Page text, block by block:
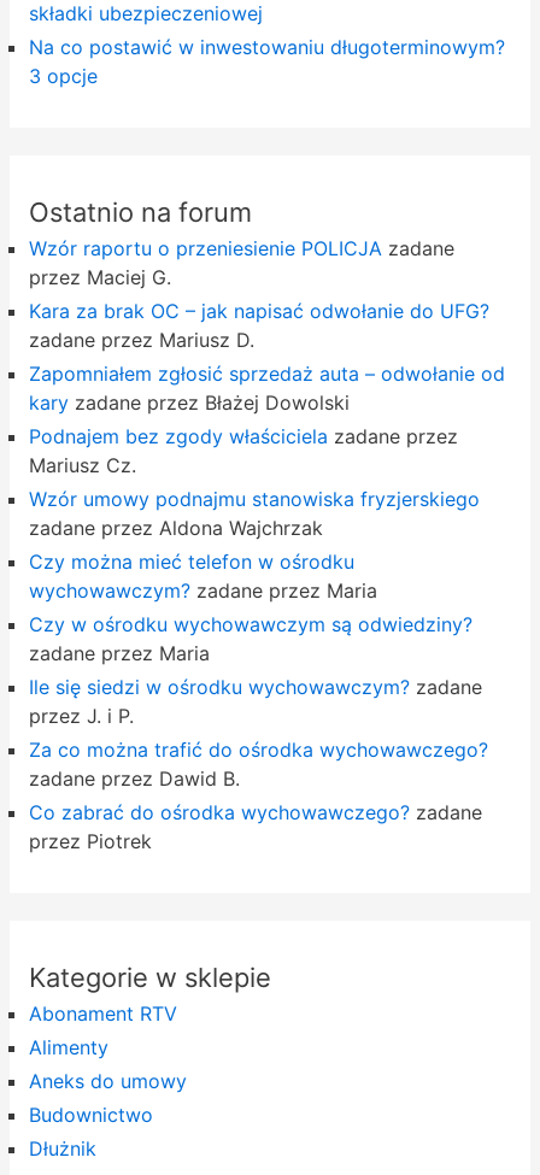
składki ubezpieczeniowej
Na co postawić w inwestowaniu długoterminowym?
3 opcje
Ostatnio na forum
Wzór raportu o przeniesienie POLICJA zadane
przez Maciej G.
Kara za brak OC – jak napisać odwołanie do UFG?
zadane przez Mariusz D.
Zapomniałem zgłosić sprzedaż auta – odwołanie od
karyzadane przez Błażej Dowolski
Podnajem bez zgody właściciela zadane przez
Mariusz Cz.
Wzór umowy podnajmu stanowiska fryzjerskiego
zadane przez Aldona Wajchrzak
Czy można mieć telefon w ośrodku
wychowawczym?zadane przez Maria
Czy w ośrodku wychowawczym są odwiedziny?
zadane przez Maria
Ile się siedzi w ośrodku wychowawczym?zadane
przez J. i P.
Za co można trafić do ośrodka wychowawczego?
zadane przez Dawid B.
Co zabrać do ośrodka wychowawczego?zadane
przez Piotrek
Kategorie w sklepie
Abonament RTV
Alimenty
Aneks do umowy
Budownictwo
Dłużnik